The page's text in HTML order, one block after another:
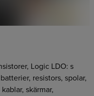
Logic LDO: s
resistors, spolar,
skärmar,